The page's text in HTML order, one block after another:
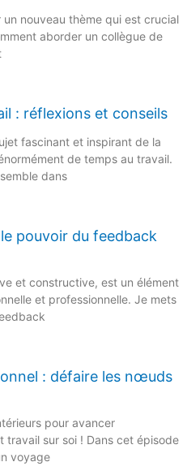
un nouveau thème qui est crucial
aborder un collègue de
: réflexions et conseils
fascinant et inspirant de la
de temps au travail.
dans
pouvoir du feedback
et constructive, est un élément
et professionnelle. Je mets
: défaire les nœuds
pour avancer
travail sur soi ! Dans cet épisode
voyage